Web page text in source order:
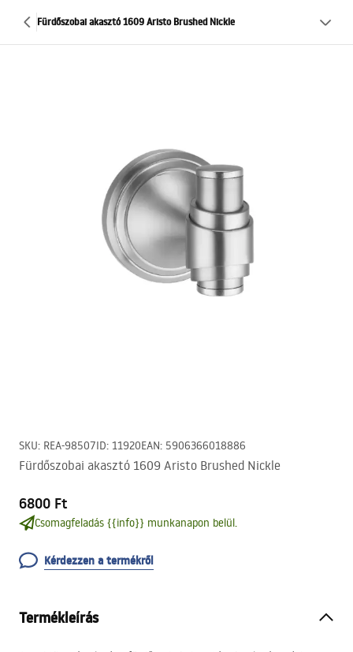
Fürdőszobai akasztó 1609 Aristo Brushed Nickle
SKU: REA-98507ID: 11920EAN: 5906366018886
Fürdőszobai akasztó 1609 Aristo Brushed Nickle
6800 Ft
Csomagfeladás {{info}} munkanapon belül.
Kérdezzen a termékről
Termékleírás